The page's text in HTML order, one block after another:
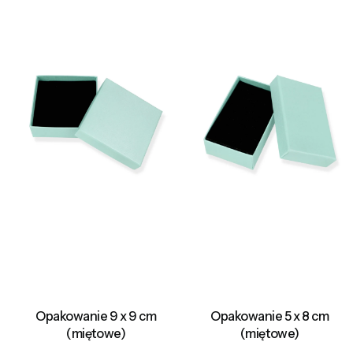
Opakowanie 9 x 9 cm
(miętowe)
Opakowanie 5 x 8 cm
(miętowe)